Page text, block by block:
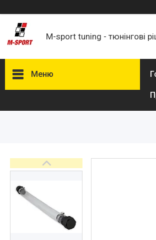
M-sport tuning - тюнінгові
Меню